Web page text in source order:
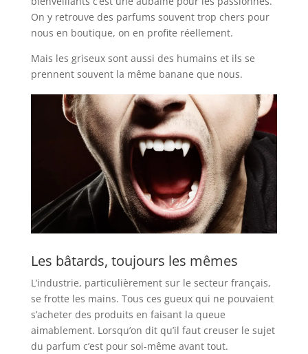
On y retrouve des parfums souvent trop chers pour
nous en boutique, on en profite réellement.
Mais les griseux sont aussi des humains et ils se
prennent souvent la même banane que nous.
Les bâtards, toujours les mêmes
L’industrie, particulièrement sur le secteur français,
se frotte les mains. Tous ces gueux qui ne pouvaient
s’acheter des produits en faisant la queue
aimablement. Lorsqu’on dit qu’il faut creuser le sujet
du parfum c’est pour soi-même avant tout.